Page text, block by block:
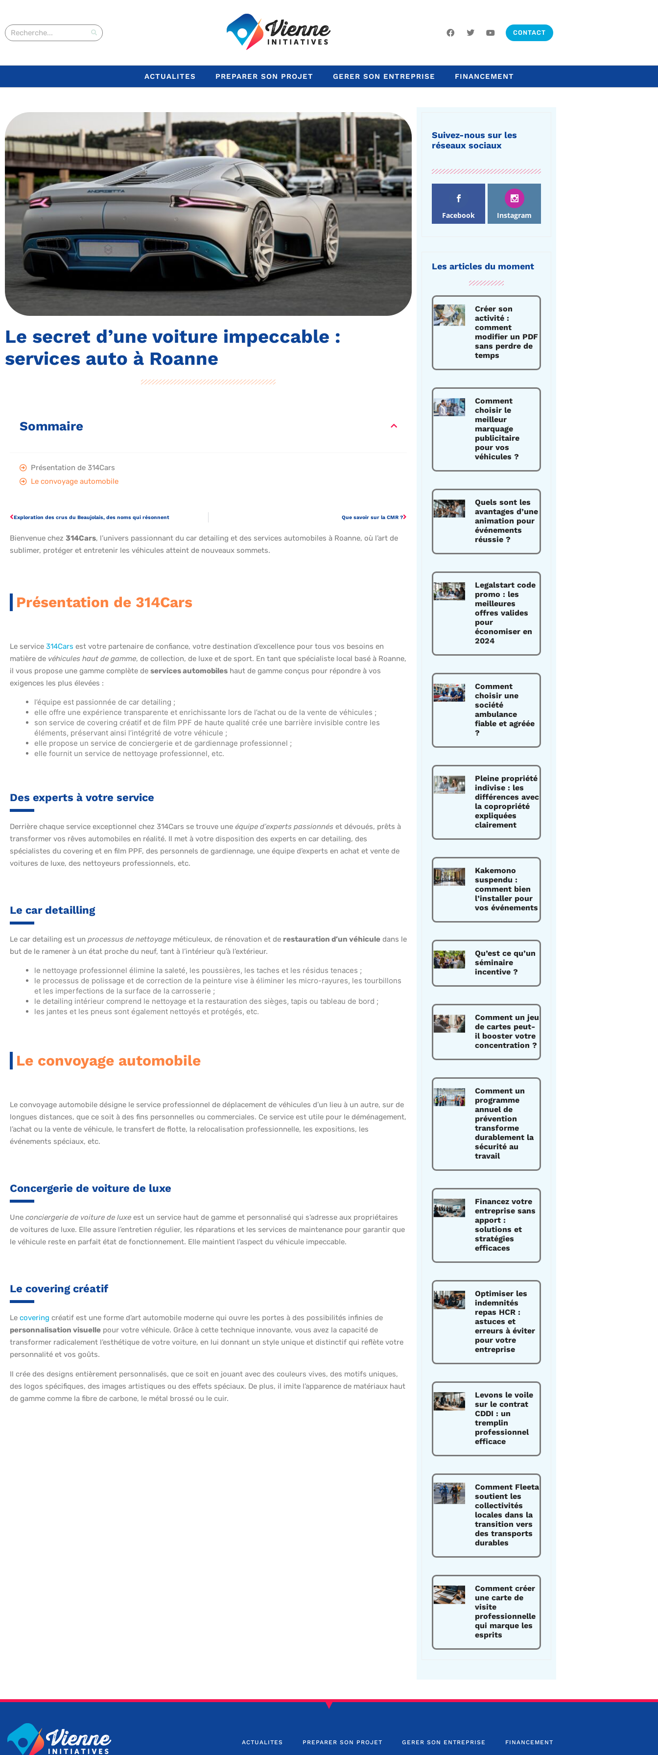
CONTACT
ACTUALITES PREPARER SON PROJET GERER SON ENTREPRISE FINANCEMENT
Le secret d’une voiture impeccable :
services auto à Roanne
Sommaire
Présentation de 314Cars
Le convoyage automobile
Exploration des crus du Beaujolais, des noms qui résonnent Que savoir sur la CMR ?
Bienvenue chez 314Cars, l’univers passionnant du car detailing et des services automobiles à Roanne, où l’art de
sublimer, protéger et entretenir les véhicules atteint de nouveaux sommets.
Présentation de 314Cars
Le service 314Cars est votre partenaire de confiance, votre destination d’excellence pour tous vos besoins en
matière de véhicules haut de gamme, de collection, de luxe et de sport. En tant que spécialiste local basé à Roanne,
il vous propose une gamme complète de services automobiles haut de gamme conçus pour répondre à vos
exigences les plus élevées :
l’équipe est passionnée de car detailing ;
elle offre une expérience transparente et enrichissante lors de l’achat ou de la vente de véhicules ;
son service de covering créatif et de film PPF de haute qualité crée une barrière invisible contre les
éléments, préservant ainsi l’intégrité de votre véhicule ;
elle propose un service de conciergerie et de gardiennage professionnel ;
elle fournit un service de nettoyage professionnel, etc.
Des experts à votre service
Derrière chaque service exceptionnel chez 314Cars se trouve une équipe d’experts passionnés et dévoués, prêts à
transformer vos rêves automobiles en réalité. Il met à votre disposition des experts en car detailing, des
spécialistes du covering et en film PPF, des personnels de gardiennage, une équipe d’experts en achat et vente de
voitures de luxe, des nettoyeurs professionnels, etc.
Le car detailling
Le car detailing est un processus de nettoyage méticuleux, de rénovation et de restauration d’un véhicule dans le
but de le ramener à un état proche du neuf, tant à l’intérieur qu’à l’extérieur.
le nettoyage professionnel élimine la saleté, les poussières, les taches et les résidus tenaces ;
le processus de polissage et de correction de la peinture vise à éliminer les micro-rayures, les tourbillons
et les imperfections de la surface de la carrosserie ;
le detailing intérieur comprend le nettoyage et la restauration des sièges, tapis ou tableau de bord ;
les jantes et les pneus sont également nettoyés et protégés, etc.
Le convoyage automobile
Le convoyage automobile désigne le service professionnel de déplacement de véhicules d’un lieu à un autre, sur de
longues distances, que ce soit à des fins personnelles ou commerciales. Ce service est utile pour le déménagement,
l’achat ou la vente de véhicule, le transfert de flotte, la relocalisation professionnelle, les expositions, les
événements spéciaux, etc.
Concergerie de voiture de luxe
Une conciergerie de voiture de luxe est un service haut de gamme et personnalisé qui s’adresse aux propriétaires
de voitures de luxe. Elle assure l’entretien régulier, les réparations et les services de maintenance pour garantir que
le véhicule reste en parfait état de fonctionnement. Elle maintient l’aspect du véhicule impeccable.
Le covering créatif
Le covering créatif est une forme d’art automobile moderne qui ouvre les portes à des possibilités infinies de
personnalisation visuelle pour votre véhicule. Grâce à cette technique innovante, vous avez la capacité de
transformer radicalement l’esthétique de votre voiture, en lui donnant un style unique et distinctif qui reflète votre
personnalité et vos goûts.
Il crée des designs entièrement personnalisés, que ce soit en jouant avec des couleurs vives, des motifs uniques,
des logos spécifiques, des images artistiques ou des effets spéciaux. De plus, il imite l’apparence de matériaux haut
de gamme comme la fibre de carbone, le métal brossé ou le cuir.
Suivez-nous sur les
réseaux sociaux
Facebook Instagram
Les articles du moment
Créer son
activité :
comment
modifier un PDF
sans perdre de
temps
Comment
choisir le
meilleur
marquage
publicitaire
pour vos
véhicules ?
Quels sont les
avantages d’une
animation pour
événements
réussie ?
Legalstart code
promo : les
meilleures
offres valides
pour
économiser en
2024
Comment
choisir une
société
ambulance
fiable et agréée
?
Pleine propriété
indivise : les
différences avec
la copropriété
expliquées
clairement
Kakemono
suspendu :
comment bien
l’installer pour
vos événements
Qu’est ce qu’un
séminaire
incentive ?
Comment un jeu
de cartes peut-
il booster votre
concentration ?
Comment un
programme
annuel de
prévention
transforme
durablement la
sécurité au
travail
Financez votre
entreprise sans
apport :
solutions et
stratégies
efficaces
Optimiser les
indemnités
repas HCR :
astuces et
erreurs à éviter
pour votre
entreprise
Levons le voile
sur le contrat
CDDI : un
tremplin
professionnel
efficace
Comment Fleeta
soutient les
collectivités
locales dans la
transition vers
des transports
durables
Comment créer
une carte de
visite
professionnelle
qui marque les
esprits
ACTUALITES PREPARER SON PROJET GERER SON ENTREPRISE FINANCEMENT